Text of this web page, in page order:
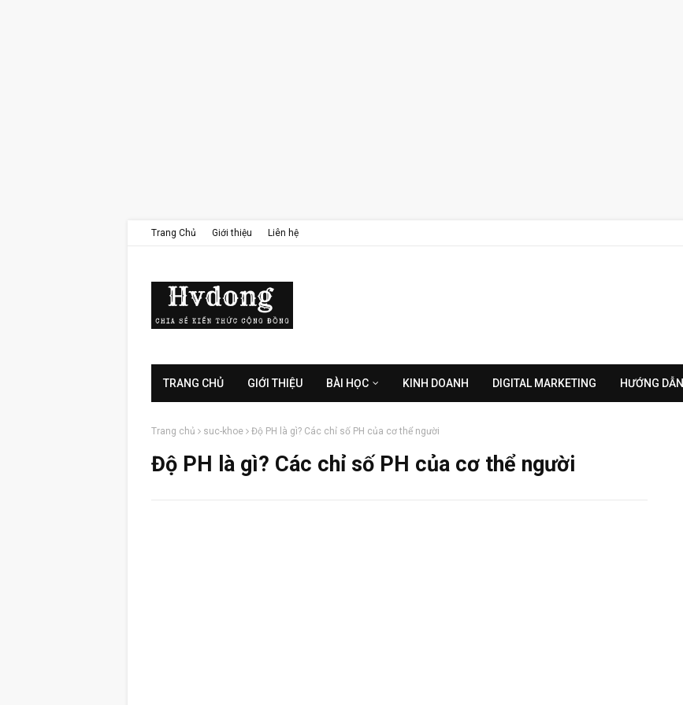
Trang Chủ Giới thiệu Liên hệ
TRANG CHỦ GIỚI THIỆU BÀI HỌC KINH DOANH DIGITAL MARKETING HƯỚNG DẪN
Trang chủ suc-khoe Độ PH là gì? Các chỉ số PH của cơ thể người
Độ PH là gì? Các chỉ số PH của cơ thể người